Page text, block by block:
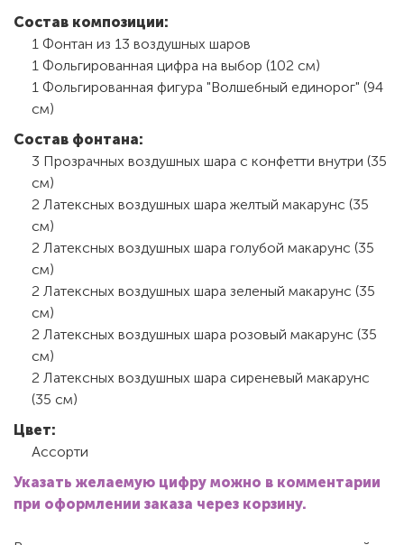
Состав композиции:
1 Фонтан из 13 воздушных шаров
1 Фольгированная цифра на выбор (102 см)
1 Фольгированная фигура "Волшебный единорог" (94
см)
Состав фонтана:
3 Прозрачных воздушных шара с конфетти внутри (35
см)
2 Латексных воздушных шара желтый макарунс (35
см)
2 Латексных воздушных шара голубой макарунс (35
см)
2 Латексных воздушных шара зеленый макарунс (35
см)
2 Латексных воздушных шара розовый макарунс (35
см)
2 Латексных воздушных шара сиреневый макарунс
(35 см)
Цвет:
Ассорти
Указать желаемую цифру можно в комментарии
при оформлении заказа через корзину.